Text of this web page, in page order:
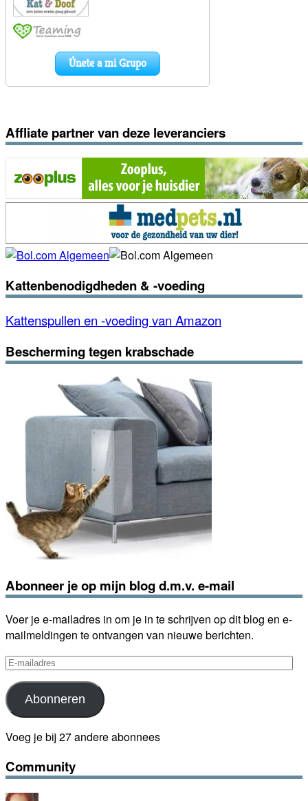
Affliate partner van deze leveranciers
Kattenbenodigdheden & -voeding
Kattenspullen en -voeding van Amazon
Bescherming tegen krabschade
Abonneer je op mijn blog d.m.v. e-mail
Voer je e-mailadres in om je in te schrijven op dit blog en e-
mailmeldingen te ontvangen van nieuwe berichten.
E-
Abonneren
Voeg je bij 27 andere abonnees
Community